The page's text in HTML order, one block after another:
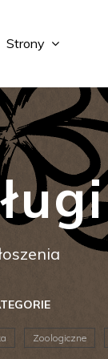
Strony
Zoologiczne